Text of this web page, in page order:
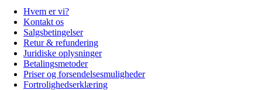
Hvem er vi?
Kontakt os
Salgsbetingelser
Retur & refundering
Juridiske oplysninger
Betalingsmetoder
Priser og forsendelsesmuligheder
Fortrolighedserklæring